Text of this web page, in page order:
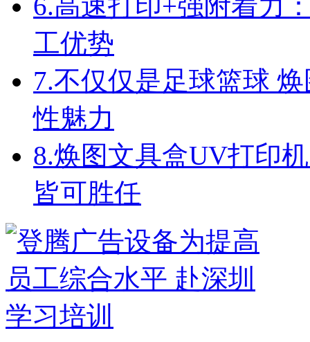
工优势
7.不仅仅是足球篮球
性魅力
8.焕图文具盒UV打印
皆可胜任